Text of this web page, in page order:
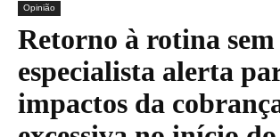
Opinião
Retorno à rotina sem
especialista alerta
impactos da